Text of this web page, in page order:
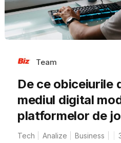
Team
De ce obiceiurile
mediul digital
platformelor de
Tech Analize Business